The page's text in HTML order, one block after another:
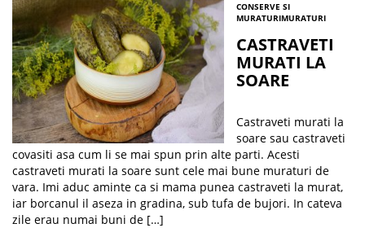
CONSERVE SI
MURATURIMURATURI
CASTRAVETI
MURATI LA
SOARE
Castraveti murati la
soare sau castraveti
covasiti asa cum li se mai spun prin alte parti. Acesti
castraveti murati la soare sunt cele mai bune muraturi de
vara. Imi aduc aminte ca si mama punea castraveti la murat,
iar borcanul il aseza in gradina, sub tufa de bujori. In cateva
zile erau numai buni de […]